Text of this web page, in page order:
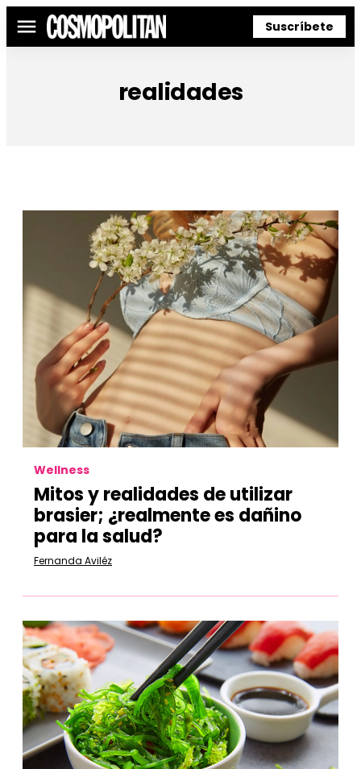
Menú Suscríbete
realidades
Wellness
Mitos y realidades de utilizar
brasier; ¿realmente es dañino
para la salud?
Fernanda Aviléz